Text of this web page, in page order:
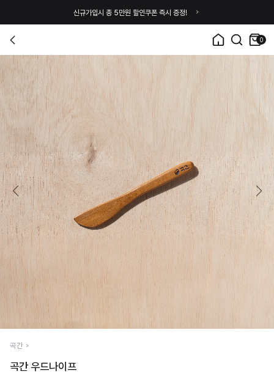
신규가입시 총 5만원 할인쿠폰 즉시 증정!
0
곡간
곡간 우드나이프